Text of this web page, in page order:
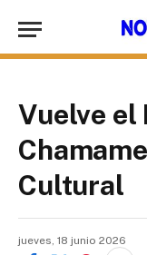
Vuelve el
Cultural
jueves, 18 junio 2026